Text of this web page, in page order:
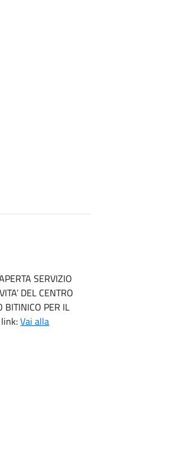
SERVIZIO
DEL CENTRO
BITINICO PER IL
link:Vai alla